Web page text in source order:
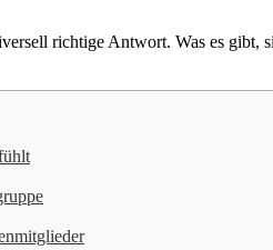
richtige Antwort. Was es gibt,